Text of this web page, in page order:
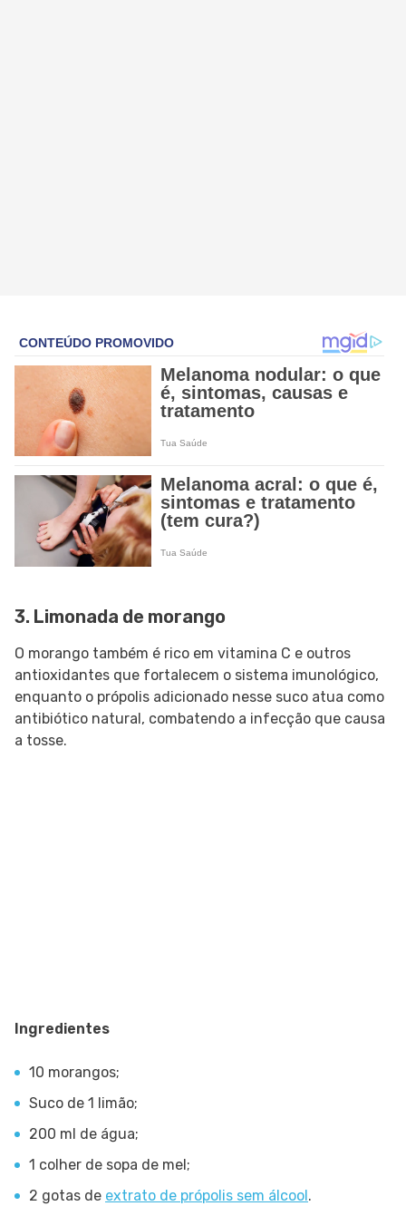
3. Limonada de morango
O morango também é rico em vitamina C e outros
antioxidantes que fortalecem o sistema imunológico,
enquanto o própolis adicionado nesse suco atua como
antibiótico natural, combatendo a infecção que causa
a tosse.
Ingredientes
10 morangos;
Suco de 1 limão;
200 ml de água;
1 colher de sopa de mel;
2 gotas de extrato de própolis sem álcool.